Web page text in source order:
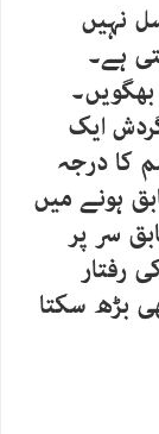
نہیں
ہے۔
ایک
کا درجہ
ہونے میں
سر پر
رفتار
بڑھ سکتا